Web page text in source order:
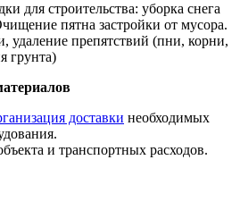
для строительства: уборка снега
пятна застройки от мусора.
удаление препятствий (пни, корни,
грунта)
доставки необходимых
и транспортных расходов.